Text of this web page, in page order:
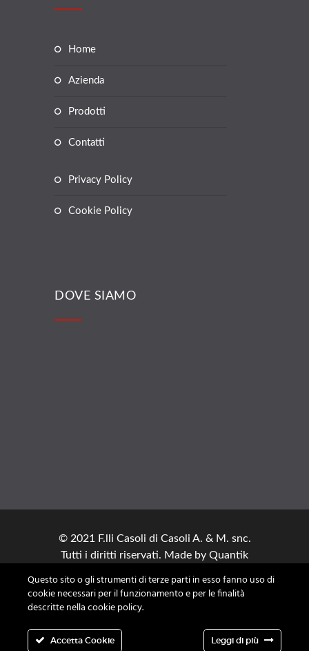
Home
Azienda
Prodotti
Contatti
Privacy Policy
Cookie Policy
DOVE SIAMO
© 2021 F.lli Casoli di Casoli A. & M. snc.
Tutti i diritti riservati. Made by Quantik
Questo sito o gli strumenti di terze parti in esso fanno uso di
cookie necessari per il funzionamento e per le finalità
descritte nella cookie policy.
Accetta Cookie Leggi di più